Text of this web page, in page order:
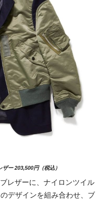
ー 203,500円（税込）
レザーに、ナイロンツイル
デザインを組み合わせ、ブ